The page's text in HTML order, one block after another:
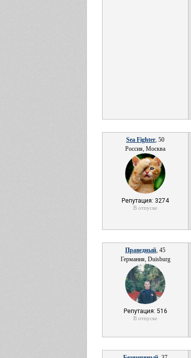
Sea Fighter, 50
Россия, Москва
Репутация: 3274
В отпуске
Праведный, 45
Германия, Duisburg
Репутация: 516
В отпуске